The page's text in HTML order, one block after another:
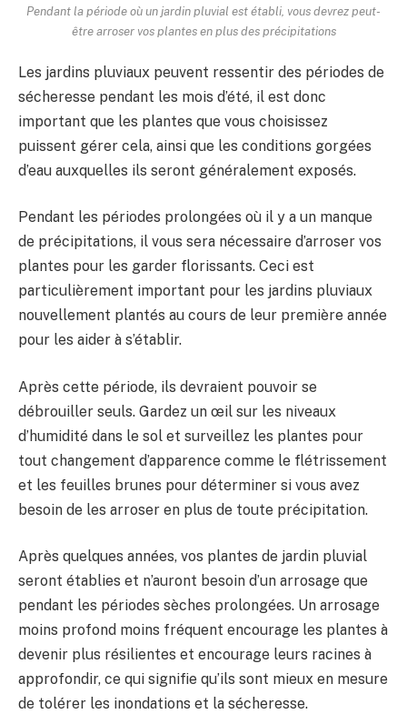
Pendant la période où un jardin pluvial est établi, vous devrez peut-
être arroser vos plantes en plus des précipitations
Les jardins pluviaux peuvent ressentir des périodes de
sécheresse pendant les mois d’été, il est donc
important que les plantes que vous choisissez
puissent gérer cela, ainsi que les conditions gorgées
d’eau auxquelles ils seront généralement exposés.
Pendant les périodes prolongées où il y a un manque
de précipitations, il vous sera nécessaire d’arroser vos
plantes pour les garder florissants. Ceci est
particulièrement important pour les jardins pluviaux
nouvellement plantés au cours de leur première année
pour les aider à s’établir.
Après cette période, ils devraient pouvoir se
débrouiller seuls. Gardez un œil sur les niveaux
d’humidité dans le sol et surveillez les plantes pour
tout changement d’apparence comme le flétrissement
et les feuilles brunes pour déterminer si vous avez
besoin de les arroser en plus de toute précipitation.
Après quelques années, vos plantes de jardin pluvial
seront établies et n’auront besoin d’un arrosage que
pendant les périodes sèches prolongées. Un arrosage
moins profond moins fréquent encourage les plantes à
devenir plus résilientes et encourage leurs racines à
approfondir, ce qui signifie qu’ils sont mieux en mesure
de tolérer les inondations et la sécheresse.